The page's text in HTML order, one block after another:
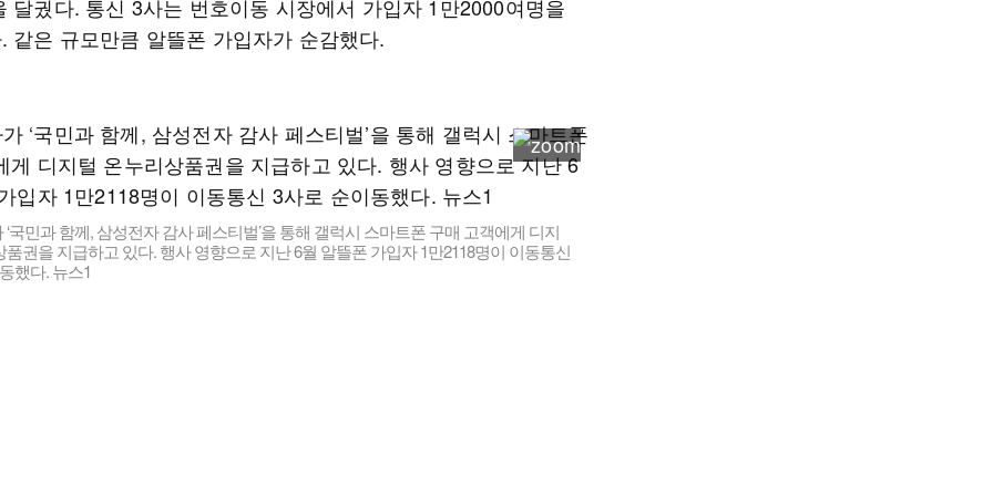
달궜다. 통신 3사는 번호이동 시장에서 가입자 1만2000여명을
같은 규모만큼 알뜰폰 가입자가 순감했다.
국민과 함께, 삼성전자 감사 페스티벌’을 통해 갤럭시 스마트폰 구매 고객에게 디지
권을 지급하고 있다. 행사 영향으로 지난 6월 알뜰폰 가입자 1만2118명이 이동통신
했다. 뉴스1